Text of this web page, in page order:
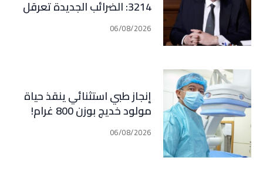
3214: الضرائب الجديدة تعرقل
التعافي الاقتصادي وتناقض
مبدأ الشراكة
06/08/2026
إنجاز طبي استثنائي ينقذ حياة
مولود خديج بوزن 800 غرام!
06/08/2026